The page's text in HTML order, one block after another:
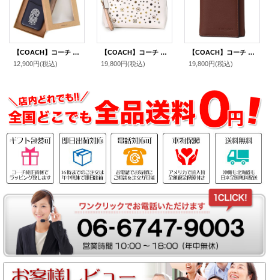
【COACH】コーチ カーフレザー リフレクティブ ロゴ パッチ ポケット付き iPhoneX/Xs（iPhone10/10s）専用 ケース ミッドナイトネイビーマルチ〔日本未発売〕
12,900円(税込)
【COACH】コーチ カーフレザー スキャター リベット 花柄 フラワー フローラル アップリケ パンチング ラージ チャーリー ポーチ リストレット クラッチバッグ チャークマルチ（日本未発売）
19,800円(税込)
【COACH】コーチ スポーツカーフレザー トライフォールド ロゴ ウォレット カードケース 三つ折り財布 サドル（日本未発売)
19,800円(税込)